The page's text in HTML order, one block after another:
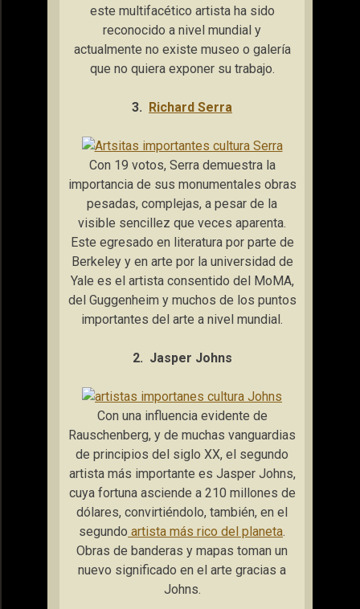
este multifacético artista ha sido
reconocido a nivel mundial y
actualmente no existe museo o galería
que no quiera exponer su trabajo.
3. Richard Serra
Con 19 votos, Serra demuestra la
importancia de sus monumentales obras
pesadas, complejas, a pesar de la
visible sencillez que veces aparenta.
Este egresado en literatura por parte de
Berkeley y en arte por la universidad de
Yale es el artista consentido del MoMA,
del Guggenheim y muchos de los puntos
importantes del arte a nivel mundial.
2. Jasper Johns
Con una influencia evidente de
Rauschenberg, y de muchas vanguardias
de principios del siglo XX, el segundo
artista más importante es Jasper Johns,
cuya fortuna asciende a 210 millones de
dólares, convirtiéndolo, también, en el
segundo artista más rico del planeta.
Obras de banderas y mapas toman un
nuevo significado en el arte gracias a
Johns.